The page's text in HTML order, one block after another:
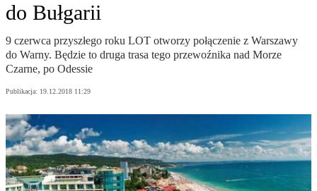
do Bułgarii
9 czerwca przyszłego roku LOT otworzy połączenie z Warszawy
do Warny. Będzie to druga trasa tego przewoźnika nad Morze
Czarne, po Odessie
Publikacja: 19.12.2018 11:29